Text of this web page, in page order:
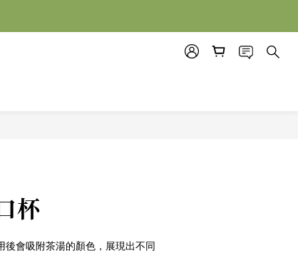
杯
後會吸附茶湯的顏色，展現出不同